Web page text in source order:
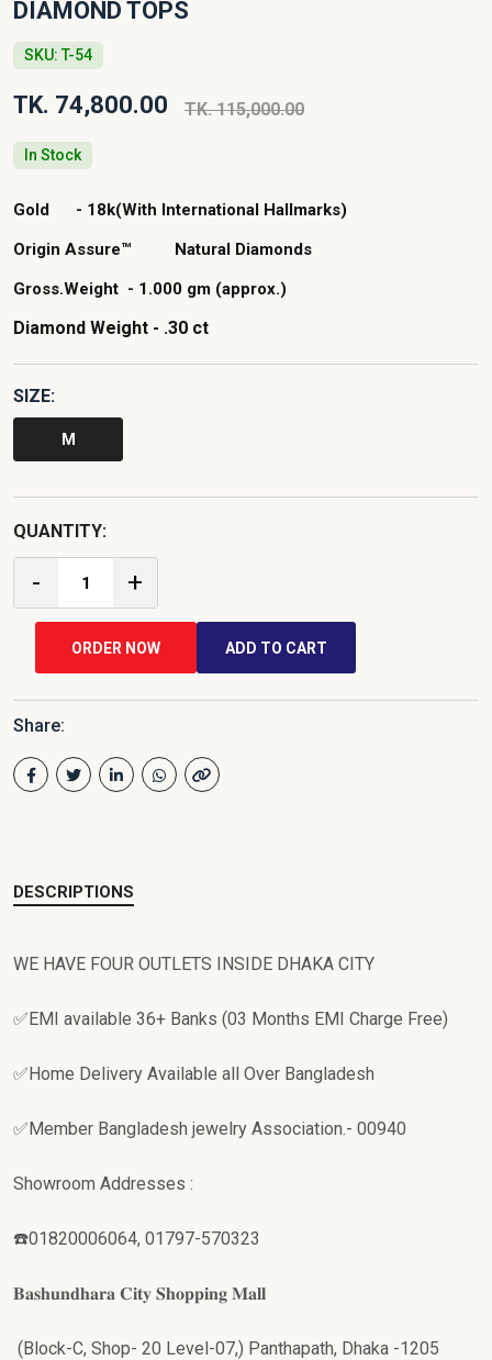
DIAMOND TOPS
SKU: T-54
TK. 74,800.00 TK. 115,000.00
In Stock
Gold - 18k(With International Hallmarks)
Origin Assure™ Natural Diamonds
Gross.Weight - 1.000 gm (approx.)
Diamond Weight - .30 ct
SIZE:
M
QUANTITY:
- +
ORDER NOW ADD TO CART
Share:
DESCRIPTIONS
WE HAVE FOUR OUTLETS INSIDE DHAKA CITY
✅EMI available 36+ Banks (03 Months EMI Charge Free)
✅Home Delivery Available all Over Bangladesh
✅Member Bangladesh jewelry Association.- 00940
Showroom Addresses :
☎️01820006064, 01797-570323
𝐁𝐚𝐬𝐡𝐮𝐧𝐝𝐡𝐚𝐫𝐚 𝐂𝐢𝐭𝐲 𝐒𝐡𝐨𝐩𝐩𝐢𝐧𝐠 𝐌𝐚𝐥𝐥
(Block-C, Shop- 20 Level-07,) Panthapath, Dhaka -1205